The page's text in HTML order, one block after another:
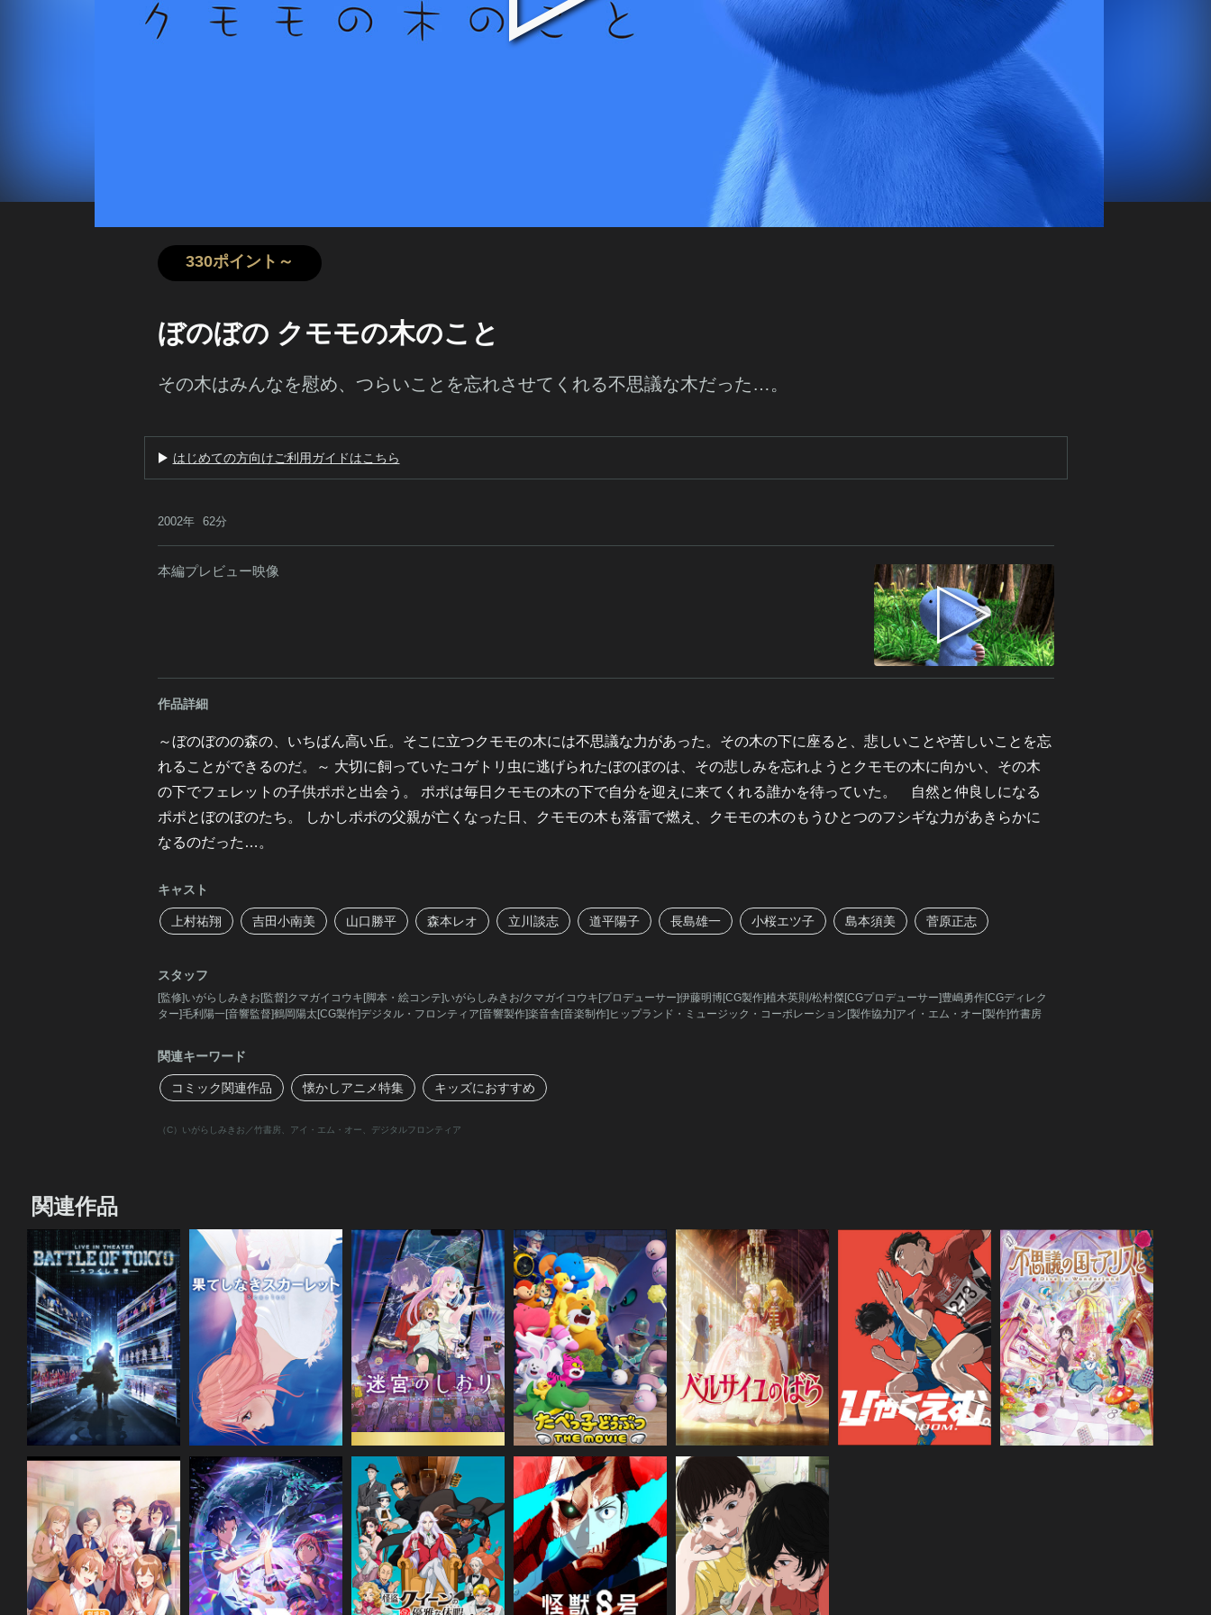
330ポイント～
ぼのぼの クモモの木のこと
その木はみんなを慰め、つらいことを忘れさせてくれる不思議な木だった…。
はじめての方向けご利用ガイドはこちら
2002年 62分
本編プレビュー映像
作品詳細
～ぼのぼのの森の、いちばん高い丘。そこに立つクモモの木には不思議な力があった。その木の下に座ると、悲しいことや苦しいことを忘
れることができるのだ。～ 大切に飼っていたコゲトリ虫に逃げられたぼのぼのは、その悲しみを忘れようとクモモの木に向かい、その木
の下でフェレットの子供ポポと出会う。 ポポは毎日クモモの木の下で自分を迎えに来てくれる誰かを待っていた。 自然と仲良しになる
ポポとぼのぼのたち。 しかしポポの父親が亡くなった日、クモモの木も落雷で燃え、クモモの木のもうひとつのフシギな力があきらかに
なるのだった…。
キャスト
上村祐翔 吉田小南美 山口勝平 森本レオ 立川談志 道平陽子 長島雄一 小桜エツ子 島本須美 菅原正志
スタッフ
[監修]いがらしみきお[監督]クマガイコウキ[脚本・絵コンテ]いがらしみきお/クマガイコウキ[プロデューサー]伊藤明博[CG製作]植木英則/松村傑[CGプロデューサー]豊嶋勇作[CGディレク
ター]毛利陽一[音響監督]鶴岡陽太[CG製作]デジタル・フロンティア[音響製作]楽音舎[音楽制作]ヒップランド・ミュージック・コーポレーション[製作協力]アイ・エム・オー[製作]竹書房
関連キーワード
コミック関連作品 懐かしアニメ特集 キッズにおすすめ
（C）いがらしみきお／竹書房、アイ・エム・オー、デジタルフロンティア
関連作品